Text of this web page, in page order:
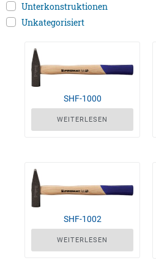
Unterkonstruktionen
Unkategorisiert
SHF-1000
WEITERLESEN
SHF-1002
WEITERLESEN